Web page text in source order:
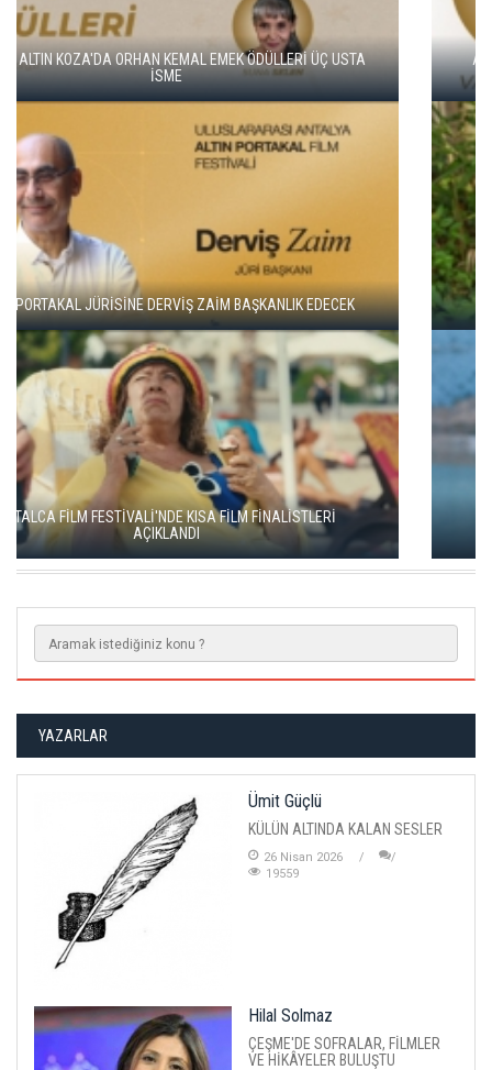
ALTIN KOZA'NIN ONUR ÖDÜLLERİ FERZAN ÖZPETEK VE VAHİDE
PERÇİN'İN
ADANA ALTIN KOZA'DA JÜRİ BAŞKANI ZUHAL OLCAY
YEŞİM USTAOĞLU'NUN "ARTAKALAN"I SAN SEBASTIÁN'DA
DÜNYA PRÖMİYERİNİ YAPACAK
YAZARLAR
Ümit Güçlü
KÜLÜN ALTINDA KALAN SESLER
26 Nisan 2026
19559
Hilal Solmaz
ÇEŞME'DE SOFRALAR, FİLMLER
VE HİKÂYELER BULUŞTU